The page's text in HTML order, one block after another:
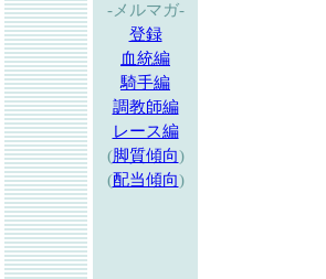
-メルマガ-
登録
血統編
騎手編
調教師編
レース編
(脚質傾向)
(配当傾向)